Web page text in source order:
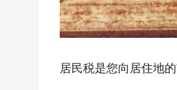
居民税是您向居住地